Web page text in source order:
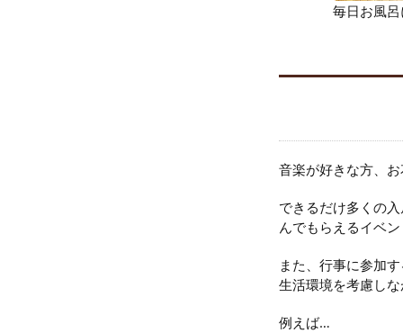
毎日お風
音楽が好きな方、
できるだけ多くの
んでもらえるイベ
また、行事に参加
生活環境を考慮し
例えば…